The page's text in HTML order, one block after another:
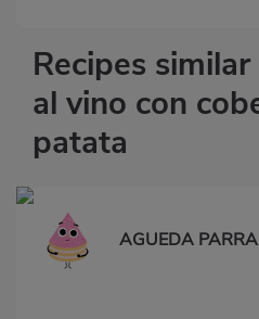
Recipes
al vino con
patata
AGUEDA